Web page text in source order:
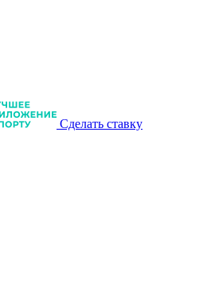
Сделать ставку